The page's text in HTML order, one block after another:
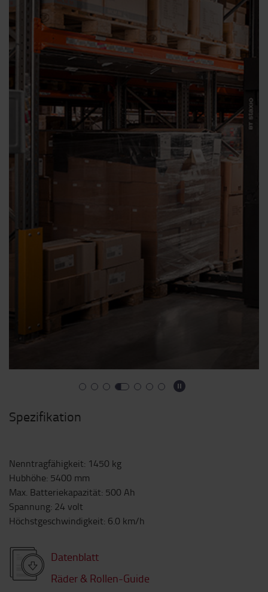
Spezifikation
Nenntragfähigkeit: 1450 kg
Hubhöhe: 5400 mm
Max. Batteriekapazität: 500 Ah
Spannung: 24 volt
Höchstgeschwindigkeit: 6.0 km/h
Datenblatt
Räder & Rollen-Guide